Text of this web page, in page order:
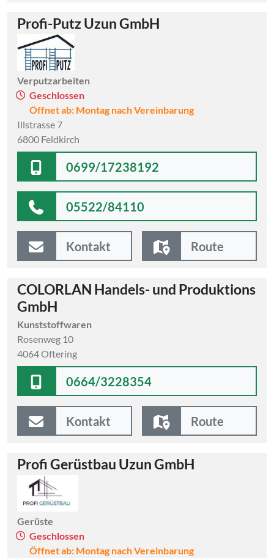
Profi-Putz Uzun GmbH
Verputzarbeiten
Geschlossen
Öffnet ab: Montag nach Vereinbarung
Illstrasse 7
6800 Feldkirch
0699/17238192
05522/84110
Kontakt Route
COLORLAN Handels- und Produktions
GmbH
Kunststoffwaren
Rosenweg 10
4064 Oftering
0664/3228354
Kontakt Route
Profi Gerüstbau Uzun GmbH
Gerüste
Geschlossen
Öffnet ab: Montag nach Vereinbarung